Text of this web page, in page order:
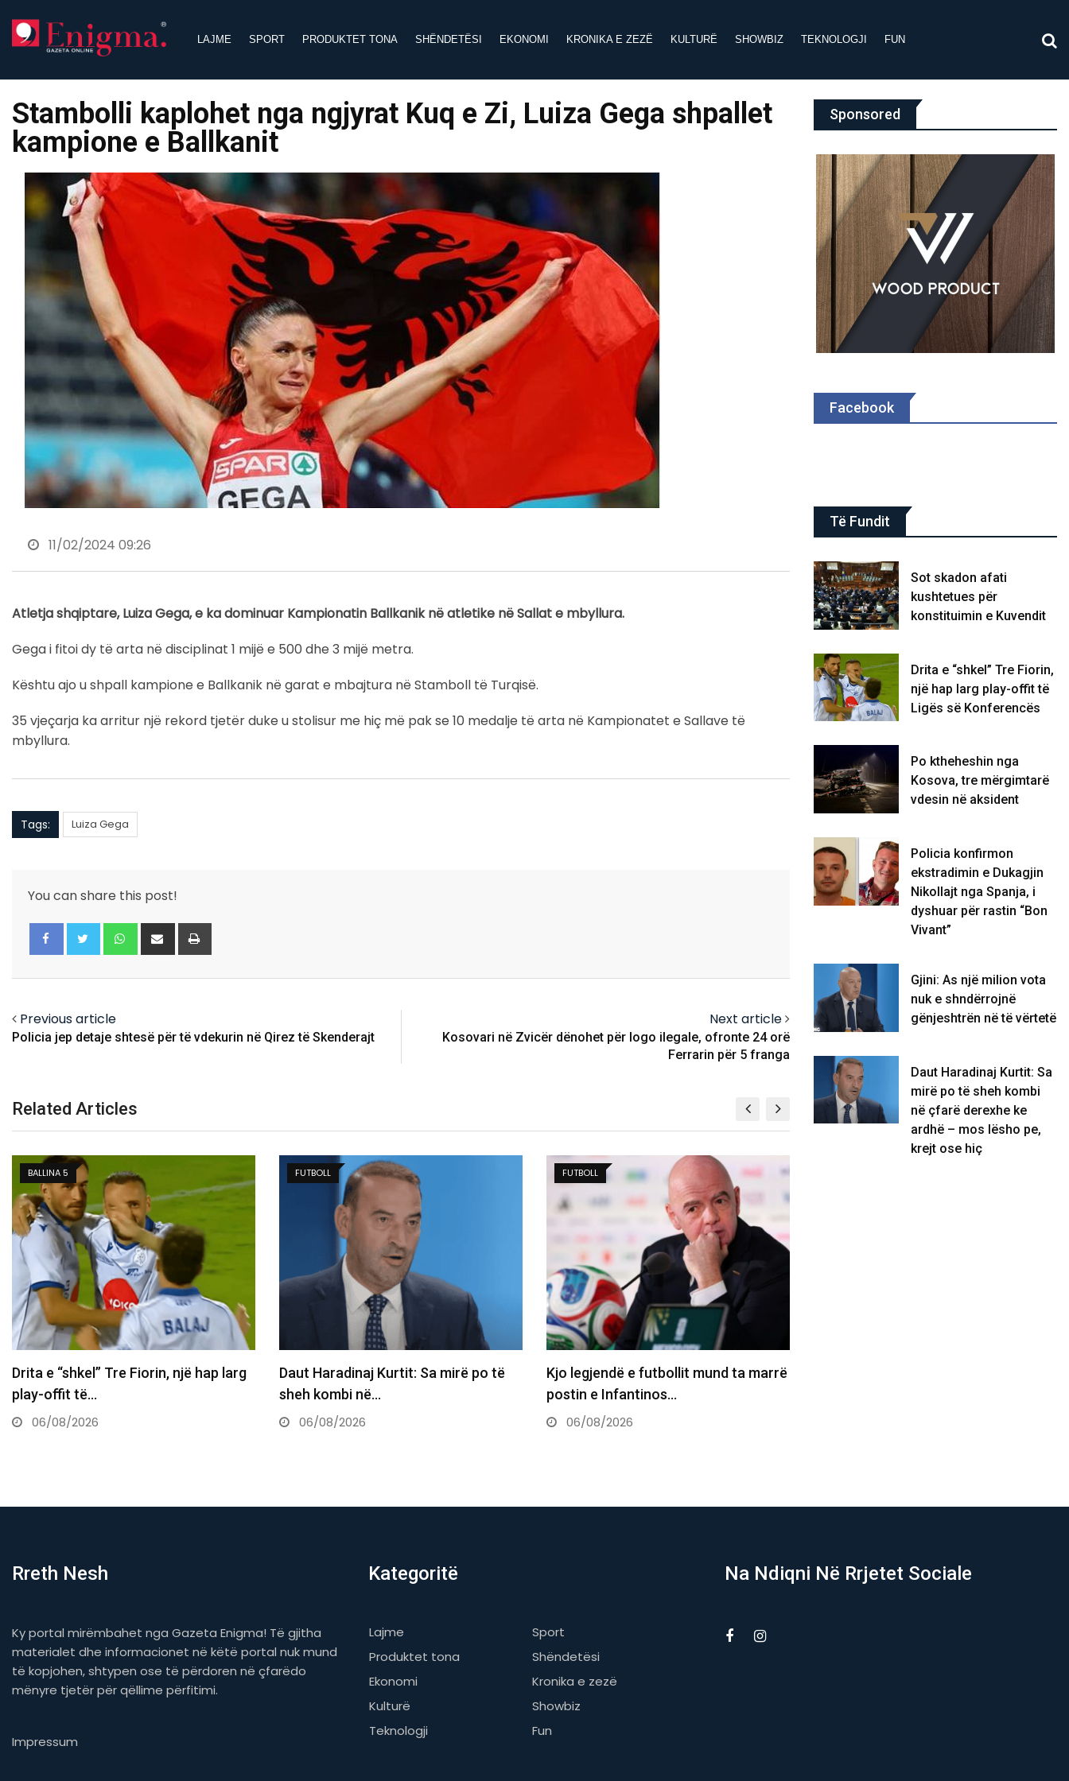
content
LAJME SPORT PRODUKTET TONA SHËNDETËSI EKONOMI KRONIKA E ZEZË KULTURË SHOWBIZ TEKNOLOGJI FUN
Stambolli kaplohet nga ngjyrat Kuq e Zi, Luiza Gega shpallet
kampione e Ballkanit
11/02/2024 09:26
Atletja shqiptare, Luiza Gega, e ka dominuar Kampionatin Ballkanik në atletike në Sallat e mbyllura.
Gega i fitoi dy të arta në disciplinat 1 mijë e 500 dhe 3 mijë metra.
Kështu ajo u shpall kampione e Ballkanik në garat e mbajtura në Stamboll të Turqisë.
35 vjeçarja ka arritur një rekord tjetër duke u stolisur me hiç më pak se 10 medalje të arta në Kampionatet e Sallave të
mbyllura.
Tags: Luiza Gega
You can share this post!
Whatsapp
Share
via
Previous article
Policia jep detaje shtesë për të vdekurin në Qirez të Skenderajt
Next article
Kosovari në Zvicër dënohet për logo ilegale, ofronte 24 orë
Ferrarin për 5 franga
Related Articles
FUTBOLL
Daut Haradinaj Kurtit: Sa mirë po të
sheh kombi në…
06/08/2026
FUTBOLL
Kjo legjendë e futbollit mund ta marrë
postin e Infantinos…
06/08/2026
BALLINA 5
Basketbollistja transgjinore e synon
WNBA-në: Nëse më telefonojnë, nuk
do…
Sponsored
Facebook
Të Fundit
Sot skadon afati
kushtetues për
konstituimin e Kuvendit
Drita e “shkel” Tre Fiorin,
një hap larg play-offit të
Ligës së Konferencës
Po ktheheshin nga
Kosova, tre mërgimtarë
vdesin në aksident
Policia konfirmon
ekstradimin e Dukagjin
Nikollajt nga Spanja, i
dyshuar për rastin “Bon
Vivant”
Gjini: As një milion vota
nuk e shndërrojnë
gënjeshtrën në të vërtetë
Daut Haradinaj Kurtit: Sa
mirë po të sheh kombi
në çfarë derexhe ke
ardhë – mos lësho pe,
krejt ose hiç
Rreth Nesh
Ky portal mirëmbahet nga Gazeta Enigma! Të gjitha
materialet dhe informacionet në këtë portal nuk mund
të kopjohen, shtypen ose të përdoren në çfarëdo
mënyre tjetër për qëllime përfitimi.
Impressum
Kategoritë
Lajme
Sport
Produktet tona
Shëndetësi
Ekonomi
Kronika e zezë
Kulturë
Showbiz
Teknologji
Fun
Na Ndiqni Në Rrjetet Sociale